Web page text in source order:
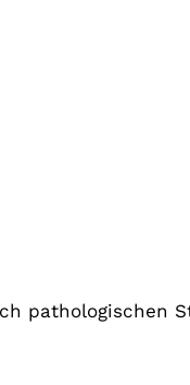
pathologischen